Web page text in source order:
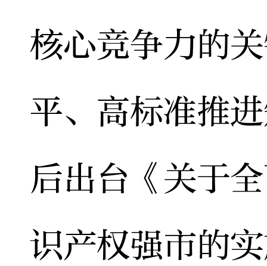
核心竞争力的
平、高标准推
后出台《关于
识产权强市的